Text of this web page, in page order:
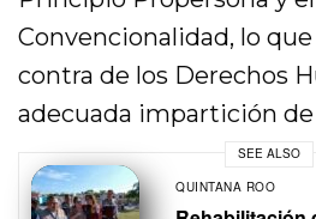
Convencionalidad, lo que
contra de los Derechos
adecuada impartición
SEE ALSO
QUINTANA ROO